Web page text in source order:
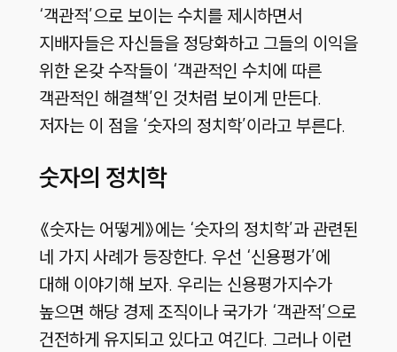
‘객관적’으로 보이는 수치를 제시하면서
지배자들은 자신들을 정당화하고 그들의 이익을
위한 온갖 수작들이 ‘객관적인 수치에 따른
객관적인 해결책’인 것처럼 보이게 만든다.
저자는 이 점을 ‘숫자의 정치학’이라고 부른다.
숫자의 정치학
《숫자는 어떻게》에는 ‘숫자의 정치학’과 관련된
네 가지 사례가 등장한다. 우선 ‘신용평가’에
대해 이야기해 보자. 우리는 신용평가지수가
높으면 해당 경제 조직이나 국가가 ‘객관적’으로
건전하게 유지되고 있다고 여긴다. 그러나 이런